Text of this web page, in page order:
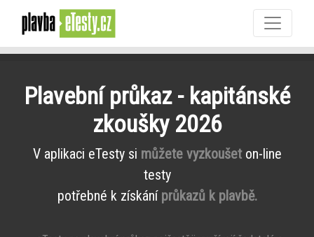
Plavební průkaz - kapitánské
zkoušky 2026
V aplikaci eTesty si můžete vyzkoušeton-line
testy
potřebné k získání průkazů k plavbě.